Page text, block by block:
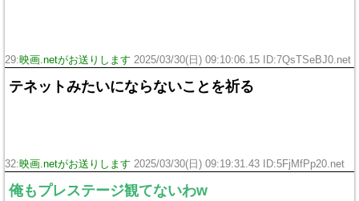
29:映画.netがお送りします 2025/03/30(日) 09:10:06.15 ID:7QsTSeBJ0.net
テネットみたいにならないことを祈る
32:映画.netがお送りします 2025/03/30(日) 09:19:31.43 ID:5FjMfPp20.net
俺もプレステージ観てないわw